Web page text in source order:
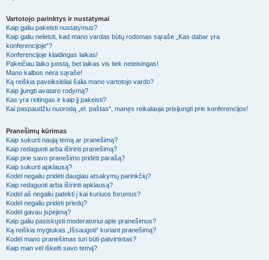
Vartotojo parinktys ir nustatymai
Kaip galiu pakeisti nustatymus?
Kaip galiu neleisti, kad mano vardas būtų rodomas sąraše „Kas dabar yra
konferencijoje“?
Konferencijoje klaidingas laikas!
Pakeičiau laiko juostą, bet laikas vis tiek neteisingas!
Mano kalbos nėra sąraše!
Ką reiškia paveikslėliai šalia mano vartotojo vardo?
Kaip įjungti avataro rodymą?
Kas yra reitingas ir kaip jį pakeisti?
Kai paspaudžiu nuorodą „el. paštas“, manęs reikalauja prisijungti prie konferencijos!
Pranešimų kūrimas
Kaip sukurti naują temą ar pranešimą?
Kaip redaguoti arba ištrinti pranešimą?
Kaip prie savo pranešimo pridėti parašą?
Kaip sukurti apklausą?
Kodėl negaliu pridėti daugiau atsakymų parinkčių?
Kaip redaguoti arba ištrinti apklausą?
Kodėl aš negaliu patekti į kai kuriuos forumus?
Kodėl negaliu pridėti priedų?
Kodėl gavau įspėjimą?
Kaip galiu pasiskųsti moderatoriui apie pranešimus?
Ką reiškia mygtukas „Išsaugoti“ kuriant pranešimą?
Kodėl mano pranešimas turi būti patvirtintas?
Kaip man vėl iškelti savo temą?